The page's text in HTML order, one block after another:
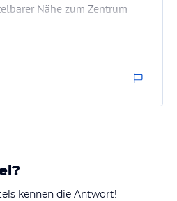
Nähe zum Zentrum
angerichtet.
kennen die Antwort!